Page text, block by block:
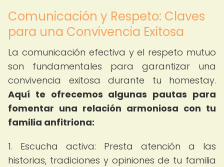
Comunicación y Respeto: Claves
para una Convivencia Exitosa
La comunicación efectiva y el respeto mutuo
son fundamentales para garantizar una
convivencia exitosa durante tu homestay.
Aquí te ofrecemos algunas pautas para
fomentar una relación armoniosa con tu
familia anfitriona:
1. Escucha activa: Presta atención a las
historias, tradiciones y opiniones de tu familia